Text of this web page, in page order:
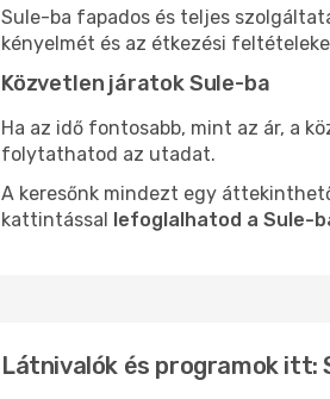
Sule-ba fapados és teljes
kényelmét és az étkezési
Közvetlen járatok Sule-ba
Ha az idő fontosabb, mint az ár, a
folytathatod az utadat.
A keresőnk mindezt egy
kattintással lefoglalhatod a Sule-
Látnivalók és programok itt: